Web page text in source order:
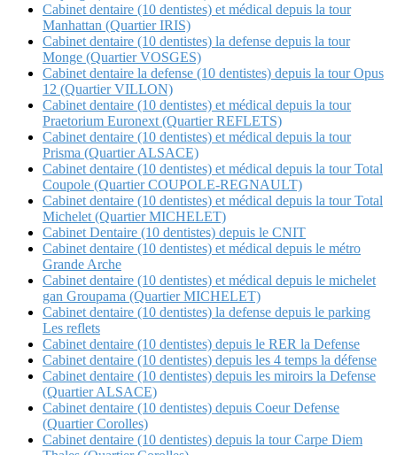
Cabinet dentaire (10 dentistes) et médical depuis la tour
Manhattan (Quartier IRIS)
Cabinet dentaire (10 dentistes) la defense depuis la tour
Monge (Quartier VOSGES)
Cabinet dentaire la defense (10 dentistes) depuis la tour Opus
12 (Quartier VILLON)
Cabinet dentaire (10 dentistes) et médical depuis la tour
Praetorium Euronext (Quartier REFLETS)
Cabinet dentaire (10 dentistes) et médical depuis la tour
Prisma (Quartier ALSACE)
Cabinet dentaire (10 dentistes) et médical depuis la tour Total
Coupole (Quartier COUPOLE-REGNAULT)
Cabinet dentaire (10 dentistes) et médical depuis la tour Total
Michelet (Quartier MICHELET)
Cabinet Dentaire (10 dentistes) depuis le CNIT
Cabinet dentaire (10 dentistes) et médical depuis le métro
Grande Arche
Cabinet dentaire (10 dentistes) et médical depuis le michelet
gan Groupama (Quartier MICHELET)
Cabinet dentaire (10 dentistes) la defense depuis le parking
Les reflets
Cabinet dentaire (10 dentistes) depuis le RER la Defense
Cabinet dentaire (10 dentistes) depuis les 4 temps la défense
Cabinet dentaire (10 dentistes) depuis les miroirs la Defense
(Quartier ALSACE)
Cabinet dentaire (10 dentistes) depuis Coeur Defense
(Quartier Corolles)
Cabinet dentaire (10 dentistes) depuis la tour Carpe Diem